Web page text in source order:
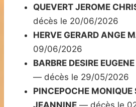
QUEVERT JEROME
décès le 20/06/2026
HERVE GERARD ANGE
09/06/2026
BARBRE DESIRE
— décès le 29/05/2026
PINCEPOCHE MONIQUE